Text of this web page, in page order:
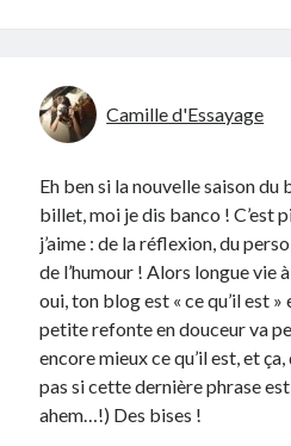
Camille d'Essayage
Eh ben si la nouvelle saison du
billet, moi je dis banco ! C’est
j’aime : de la réflexion, du
de l’humour ! Alors longue vie
oui, ton blog est « ce qu’il est »
petite refonte en douceur va
encore mieux ce qu’il est, et
pas si cette dernière phrase
ahem…!) Des bises !